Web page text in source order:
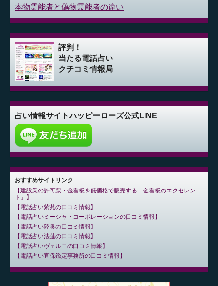
本物霊能者と偽物霊能者の違い
評判！
当たる電話占い
クチコミ情報局
占い情報サイトハッピーローズ公式LINE
おすすめサイトリンク
建設業の許可票・金看板を低価格で販売する「金看板のエクセレン
ト」
電話占い紫苑の口コミ情報
電話占いミーシャ・コーポレーションの口コミ情報
電話占い陸奥の口コミ情報
電話占い法蓮の口コミ情報
電話占いヴェルニの口コミ情報
電話占い宜保鑑定事務所の口コミ情報